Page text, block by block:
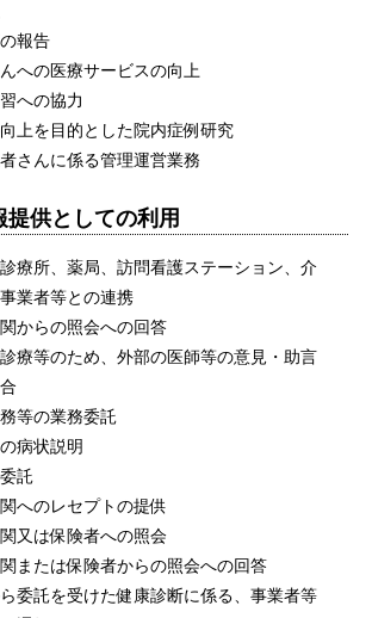
報告
への医療サービスの向上
への協力
上を目的とした院内症例研究
さんに係る管理運営業務
供としての利用
療所、薬局、訪問看護ステーション、介
業者等との連携
からの照会への回答
療等のため、外部の医師等の意見・助言
等の業務委託
病状説明
託
へのレセプトの提供
又は保険者への照会
または保険者からの照会への回答
委託を受けた健康診断に係る、事業者等